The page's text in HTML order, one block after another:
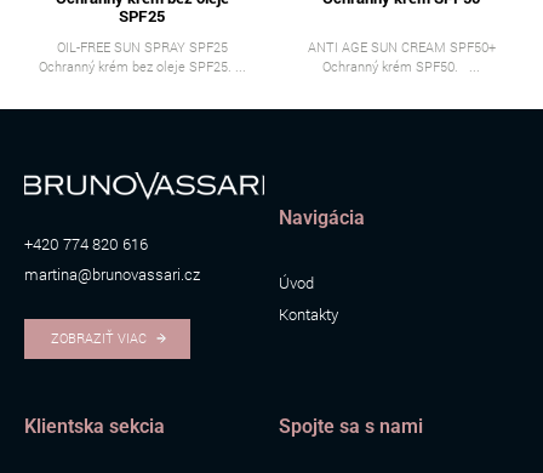
SPF25
OIL-FREE SUN SPRAY SPF25
Ochranný krém bez oleje SPF25. ...
ANTI AGE SUN CREAM SPF50+
Ochranný krém SPF50. ...
+420 774 820 616
martina@brunovassari.cz
ZOBRAZIŤ VIAC
Navigácia
Úvod
Kontakty
Klientska sekcia Spojte sa s nami